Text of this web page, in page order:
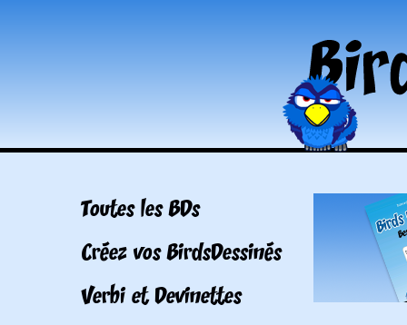
Toutes les BDs
Créez vos BirdsDessinés
Verbi et Devinettes